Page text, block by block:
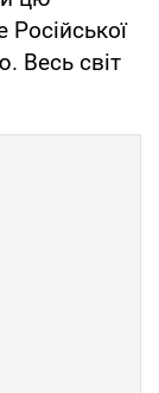
Весь світ